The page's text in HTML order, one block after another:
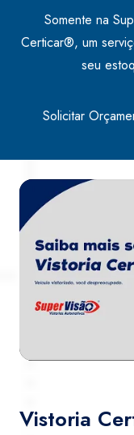
Somente na
Certicar®, um
seu
Solicitar
Vistoria